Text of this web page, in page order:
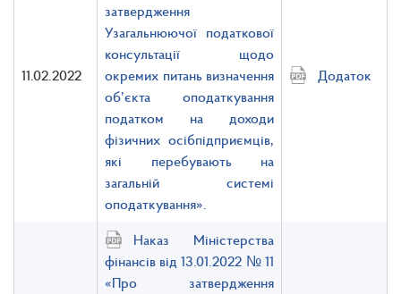
11.02.2022
затвердження
Узагальнюючої податкової
консультації щодо
окремих питань визначення
об’єкта оподаткування
податком на доходи
фізичних осібпідприємців,
які перебувають на
загальній системі
оподаткування».
Додаток
Наказ Міністерства
фінансів від 13.01.2022 № 11
«Про затвердження